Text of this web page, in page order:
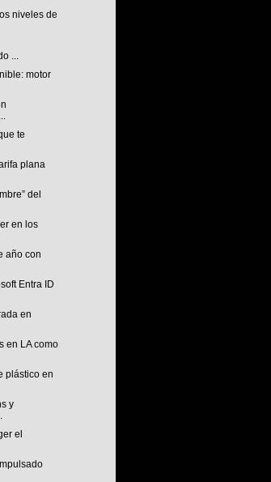
niveles de
...
motor
te
plana
del
en los
año con
Entra ID
en
en LA como
plástico en
y
el